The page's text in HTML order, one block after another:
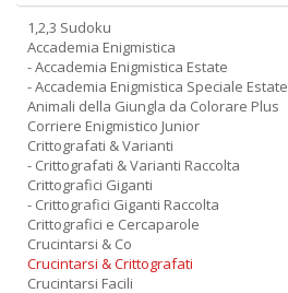
1,2,3 Sudoku
Accademia Enigmistica
- Accademia Enigmistica Estate
- Accademia Enigmistica Speciale Estate
Animali della Giungla da Colorare Plus
Corriere Enigmistico Junior
Crittografati & Varianti
- Crittografati & Varianti Raccolta
Crittografici Giganti
- Crittografici Giganti Raccolta
Crittografici e Cercaparole
Crucintarsi & Co
Crucintarsi & Crittografati
Crucintarsi Facili